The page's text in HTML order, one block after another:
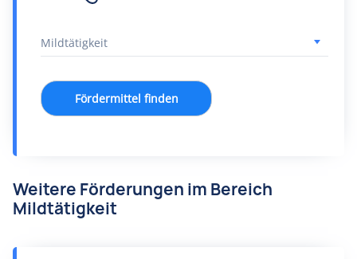
Fördermittel finden
Weitere Förderungen im Bereich
Mildtätigkeit